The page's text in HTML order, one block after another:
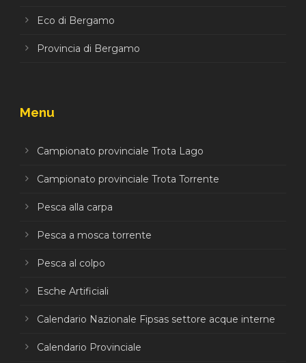
Eco di Bergamo
Provincia di Bergamo
Menu
Campionato provinciale Trota Lago
Campionato provinciale Trota Torrente
Pesca alla carpa
Pesca a mosca torrente
Pesca al colpo
Esche Artificiali
Calendario Nazionale Fipsas settore acque interne
Calendario Provinciale